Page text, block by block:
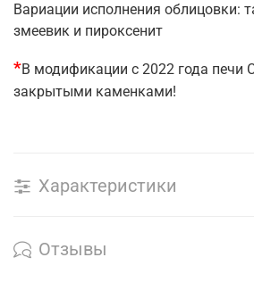
Вариации исполнения облицовки:
змеевик и пироксенит
*В модификации с 2022 года печи
закрытыми каменками!
Характеристики
Отзывы